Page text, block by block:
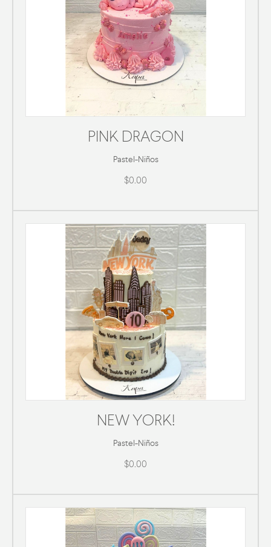
PINK DRAGON
Pastel-Niños
$0.00
NEW YORK!
Pastel-Niños
$0.00